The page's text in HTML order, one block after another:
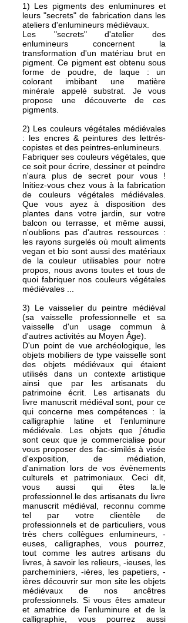
1) Les pigments des enluminures et
leurs "secrets" de fabrication dans les
ateliers d'enlumineurs médiévaux.
Les "secrets" d'atelier des
enlumineurs concernent la
transformation d'un matériau brut en
pigment. Ce pigment est obtenu sous
forme de poudre, de laque : un
colorant imbibant une matière
minérale appelé substrat. Je vous
propose une découverte de ces
pigments.
2) Les couleurs végétales médiévales
: les encres & peintures des lettrés-
copistes et des peintres-enlumineurs.
Fabriquer ses couleurs végétales, que
ce soit pour écrire, dessiner et peindre
n'aura plus de secret pour vous !
Initiez-vous chez vous à la fabrication
de couleurs végétales médiévales.
Que vous ayez à disposition des
plantes dans votre jardin, sur votre
balcon ou terrasse, et même aussi,
n'oublions pas d'autres ressources :
les rayons surgelés où moult aliments
vegan et bio sont aussi des matériaux
de la couleur utilisables pour notre
propos, nous avons toutes et tous de
quoi fabriquer nos couleurs végétales
médiévales ...
3) Le vaisselier du peintre médiéval
(sa vaisselle professionnelle et sa
vaisselle d'un usage commun à
d'autres activités au Moyen Âge).
D'un point de vue archéologique, les
objets mobiliers de type vaisselle sont
des objets médiévaux qui étaient
utilisés dans un contexte artistique
ainsi que par les artisanats du
patrimoine écrit. Les artisanats du
livre manuscrit médiéval sont, pour ce
qui concerne mes compétences : la
calligraphie latine et l'enluminure
médiévale. Les objets que j'étudie
sont ceux que je commercialise pour
vous proposer des fac-similés à visée
d'exposition, de médiation,
d'animation lors de vos évènements
culturels et patrimoniaux. Ceci dit,
vous aussi qui êtes la.le
professionnel.le des artisanats du livre
manuscrit médiéval, reconnu comme
tel par votre clientèle de
professionnels et de particuliers, vous
très chers collègues enlumineurs, -
euses, calligraphes, vous pourrez,
tout comme les autres artisans du
livres, à savoir les relieurs, -ieuses, les
parcheminiers, -ières, les papetiers, -
ières découvrir sur mon site les objets
médiévaux de nos ancêtres
professionnels. Si vous êtes amateur
et amatrice de l'enluminure et de la
calligraphie, vous pourrez aussi